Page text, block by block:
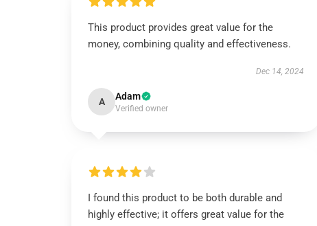
This product provides great value for the
money, combining quality and effectiveness.
Dec 14, 2024
A Adam
Verified owner
I found this product to be both durable and
highly effective; it offers great value for the